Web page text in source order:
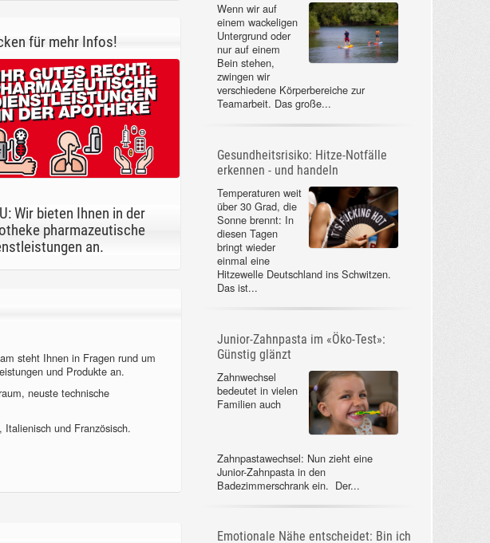
für mehr Infos!
Wir bieten Ihnen in der
pharmazeutische
an.
steht Ihnen in Fragen rund um
und Produkte an.
neuste technische
und Französisch.
Wenn wir auf
einem wackeligen
Untergrund oder
nur auf einem
Bein stehen,
zwingen wir
verschiedene Körperbereiche zur
Teamarbeit. Das große...
Gesundheitsrisiko: Hitze-Notfälle
erkennen - und handeln
Temperaturen weit
über 30 Grad, die
Sonne brennt: In
diesen Tagen
bringt wieder
einmal eine
Hitzewelle Deutschland ins Schwitzen.
Das ist...
Junior-Zahnpasta im «Öko-Test»:
Günstig glänzt
Zahnwechsel
bedeutet in vielen
Familien auch
Zahnpastawechsel: Nun zieht eine
Junior-Zahnpasta in den
Badezimmerschrank ein. Der...
Emotionale Nähe entscheidet: Bin ich